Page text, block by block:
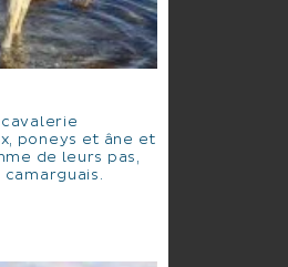
poneys et âne et
de leurs pas,